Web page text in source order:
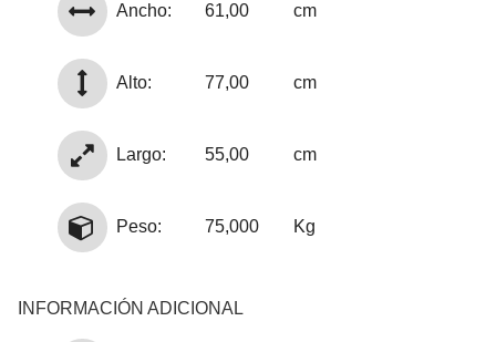
Ancho: 61,00 cm
Alto: 77,00 cm
Largo: 55,00 cm
Peso: 75,000 Kg
INFORMACIÓN ADICIONAL